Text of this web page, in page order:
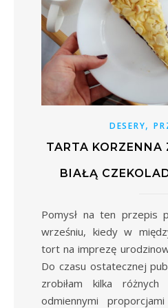
DESERY,
TARTA KORZENNA
BIAŁĄ
Pomysł na ten przepis przyszedł mi już we
wrześniu, kiedy w
tort na imprezę
Do czasu ostatecznej
zrobiłam kilka
odmiennymi